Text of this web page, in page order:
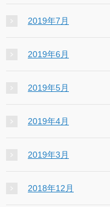
2019年7月
2019年6月
2019年5月
2019年4月
2019年3月
2018年12月